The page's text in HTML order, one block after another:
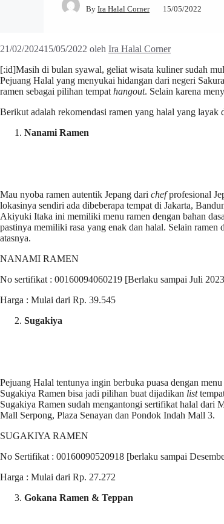
By Ira Halal Corner 15/05/2022
21/02/202415/05/2022 oleh Ira Halal Corner
[:id]Masih di bulan syawal, geliat wisata kuliner sudah
Pejuang Halal yang menyukai hidangan dari negeri
ramen sebagai pilihan tempat hangout. Selain karena
Berikut adalah rekomendasi ramen yang halal yang layak
Nanami Ramen
Mau nyoba ramen autentik Jepang dari chefprofesional
lokasinya sendiri ada dibeberapa tempat di Jakarta,
Akiyuki Itaka ini memiliki menu ramen dengan bahan
pastinya memiliki rasa yang enak dan halal. Selain ramen
atasnya.
NANAMI RAMEN
No sertifikat : 00160094060219 [Berlaku sampai Juli
Harga : Mulai dari Rp. 39.545
Sugakiya
Pejuang Halal tentunya ingin berbuka puasa dengan
Sugakiya Ramen bisa jadi pilihan buat dijadikan list
Sugakiya Ramen sudah mengantongi sertifikat halal dari
Mall Serpong, Plaza Senayan dan Pondok Indah Mall 3.
SUGAKIYA RAMEN
No Sertifikat : 00160090520918 [berlaku sampai
Harga : Mulai dari Rp. 27.272
Gokana Ramen & Teppan